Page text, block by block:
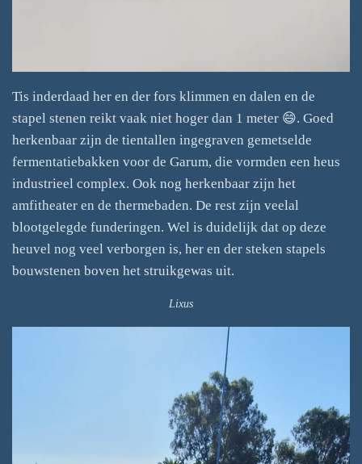
Tis inderdaad her en der fors klimmen en dalen en de
stapel stenen reikt vaak niet hoger dan 1 meter 😄. Goed
herkenbaar zijn de tientallen ingegraven gemetselde
fermentatiebakken voor de Garum, die vormden een heus
industrieel complex. Ook nog herkenbaar zijn het
amfitheater en de thermebaden. De rest zijn veelal
blootgelegde funderingen. Wel is duidelijk dat op deze
heuvel nog veel verborgen is, her en der steken stapels
bouwstenen boven het struikgewas uit.
Lixus